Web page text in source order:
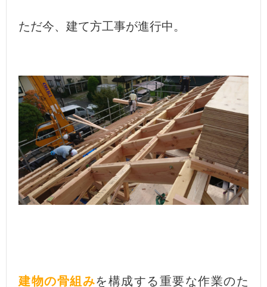
ただ今、建て方工事が進行中。
建物の骨組みを構成する重要な作業のた